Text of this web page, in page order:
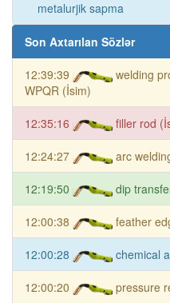
metalurjik sapma
Son Axtarılan Sözlər
12:39:39
welding
WPQR (İsim)
12:35:16 filler rod
12:24:27 arc
12:19:50 dip
12:00:38 feather
12:00:28 chemical
12:00:20 pressure